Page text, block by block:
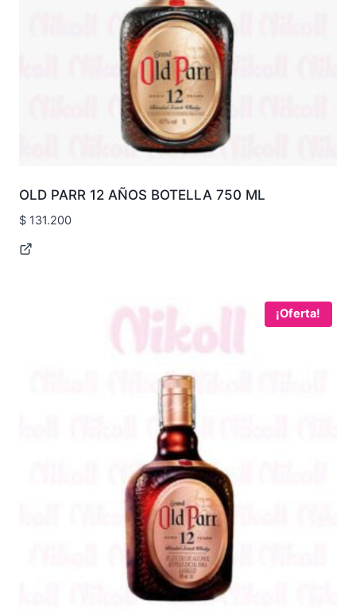
OLD PARR 12 AÑOS BOTELLA 750 ML
$ 131.200
¡Oferta!